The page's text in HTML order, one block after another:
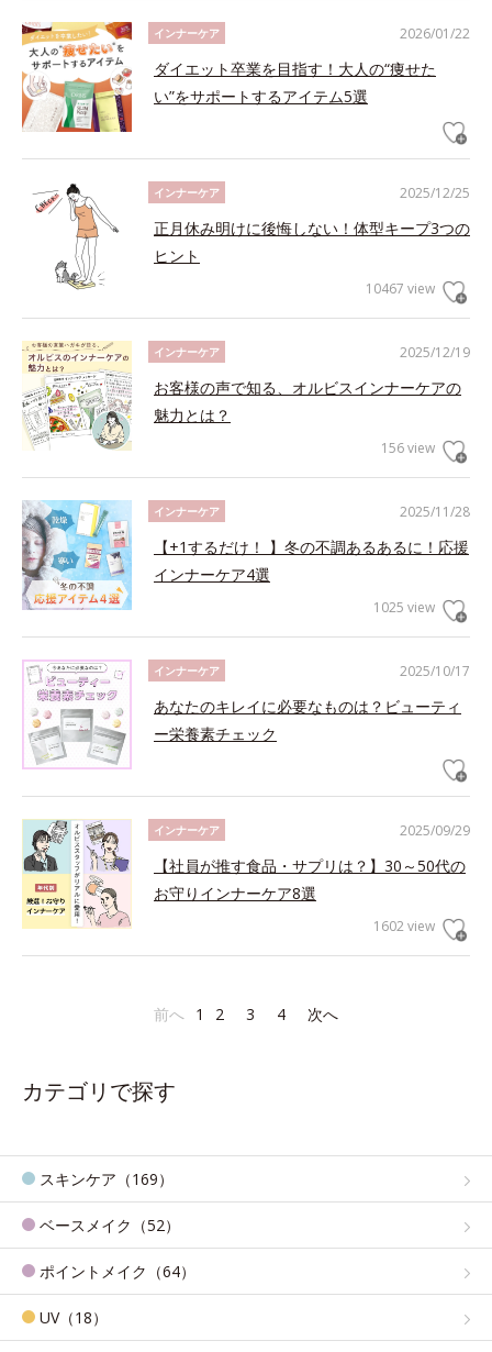
2026/01/22
インナーケア
ダイエット卒業を目指す！大人の“痩せた
い”をサポートするアイテム5選
2025/12/25
インナーケア
正月休み明けに後悔しない！体型キープ3つの
ヒント
10467 view
2025/12/19
インナーケア
お客様の声で知る、オルビスインナーケアの
魅力とは？
156 view
2025/11/28
インナーケア
【+1するだけ！ 】冬の不調あるあるに！応援
インナーケア4選
1025 view
2025/10/17
インナーケア
あなたのキレイに必要なものは？ビューティ
ー栄養素チェック
2025/09/29
インナーケア
【社員が推す食品・サプリは？】30～50代の
お守りインナーケア8選
1602 view
前へ 1 2 3 4 次へ
カテゴリで探す
スキンケア（169）
ベースメイク（52）
ポイントメイク（64）
UV（18）